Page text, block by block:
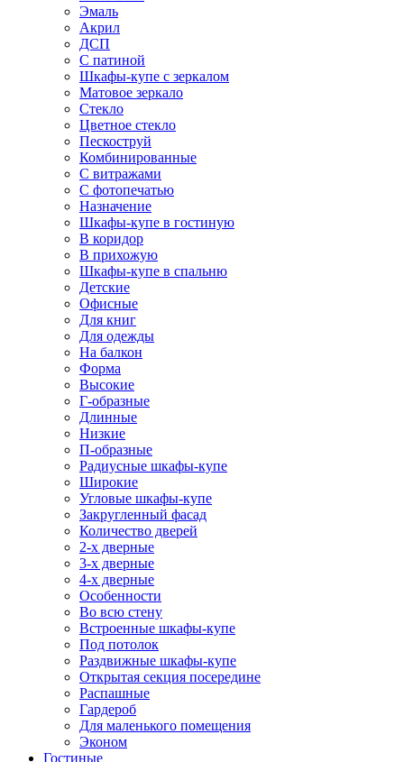
Эмаль
Акрил
ДСП
С патиной
Шкафы-купе с зеркалом
Матовое зеркало
Стекло
Цветное стекло
Пескоструй
Комбинированные
С витражами
С фотопечатью
Назначение
Шкафы-купе в гостиную
В коридор
В прихожую
Шкафы-купе в спальню
Детские
Офисные
Для книг
Для одежды
На балкон
Форма
Высокие
Г-образные
Длинные
Низкие
П-образные
Радиусные шкафы-купе
Широкие
Угловые шкафы-купе
Закругленный фасад
Количество дверей
2-х дверные
3-х дверные
4-х дверные
Особенности
Во всю стену
Встроенные шкафы-купе
Под потолок
Раздвижные шкафы-купе
Открытая секция посередине
Распашные
Гардероб
Для маленького помещения
Эконом
Гостиные